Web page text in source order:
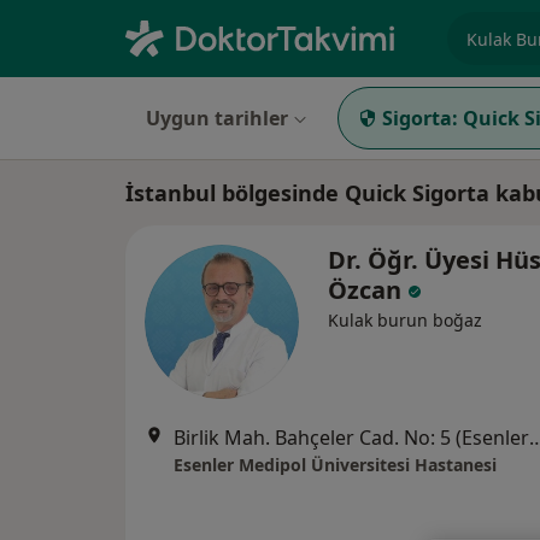
Uygun tarihler Sigorta: Quick
İstanbul bölgesinde Quick Sigorta
Dr. Öğr. Üyesi
Özcan
Kulak burun boğaz
Birlik Mah. Bahçeler Cad. No:
Esenler Medipol Üniversitesi Hastanesi